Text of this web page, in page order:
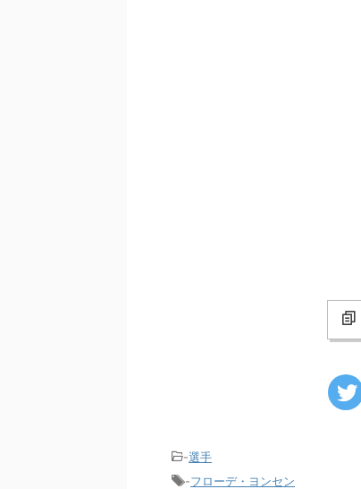
-選手
-フローデ・ヨンセン